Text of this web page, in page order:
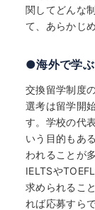
関してどんな
て、あらかじ
●海外で学
交換留学制度
選考は留学開
す。学校の代
いう目的もあ
われることが
IELTSや
求められるこ
れば応募すら